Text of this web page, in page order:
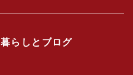
暮らしとブログ